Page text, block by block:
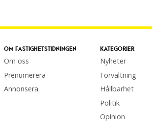
OM FASTIGHETSTIDNINGEN
Om oss
Prenumerera
Annonsera
KATEGORIER
Nyheter
Förvaltning
Hållbarhet
Politik
Opinion